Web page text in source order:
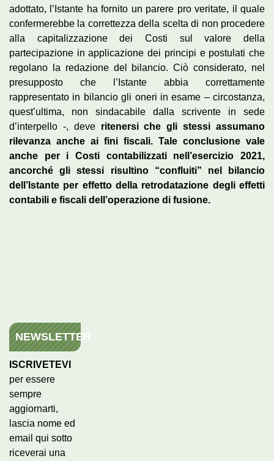
adottato, l’Istante ha fornito un parere pro veritate, il quale
confermerebbe la correttezza della scelta di non procedere
alla capitalizzazione dei Costi sul valore della
partecipazione in applicazione dei principi e postulati che
regolano la redazione del bilancio. Ciò considerato, nel
presupposto che l’Istante abbia correttamente
rappresentato in bilancio gli oneri in esame – circostanza,
quest’ultima, non sindacabile dalla scrivente in sede
d’interpello -, deveritenersi che gli stessi assumano
rilevanza anche ai fini fiscali. Tale conclusione vale
anche per i Costi contabilizzati nell’esercizio 2021,
ancorché gli stessi risultino “confluiti” nel bilancio
dell’Istante per effetto della retrodatazione degli effetti
contabili e fiscali dell’operazione di fusione.
NEWSLETTER
ISCRIVETEVI
per essere
sempre
aggiornarti,
lascia nome ed
email qui sotto
riceverai una